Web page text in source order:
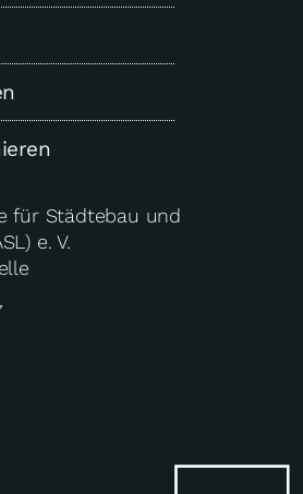
für Städtebau und
e. V.